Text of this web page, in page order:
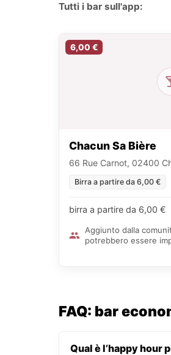
Tutti i bar sull'app:
6,00 €
Chacun Sa Bière
66 Rue Carnot, 02400
Birra a partire da 6,00 €
birra a partire da 6,00 €
Aggiunto dalla
potrebbero essere
FAQ: bar
Qual è l’happy hour